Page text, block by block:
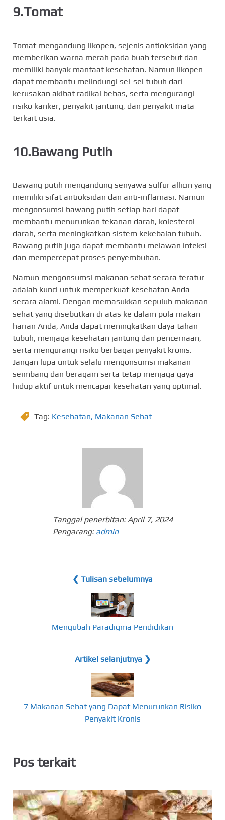
9.Tomat
Tomat mengandung likopen, sejenis antioksidan yang
memberikan warna merah pada buah tersebut dan
memiliki banyak manfaat kesehatan. Namun likopen
dapat membantu melindungi sel-sel tubuh dari
kerusakan akibat radikal bebas, serta mengurangi
risiko kanker, penyakit jantung, dan penyakit mata
terkait usia.
10.Bawang Putih
Bawang putih mengandung senyawa sulfur allicin yang
memiliki sifat antioksidan dan anti-inflamasi. Namun
mengonsumsi bawang putih setiap hari dapat
membantu menurunkan tekanan darah, kolesterol
darah, serta meningkatkan sistem kekebalan tubuh.
Bawang putih juga dapat membantu melawan infeksi
dan mempercepat proses penyembuhan.
Namun mengonsumsi makanan sehat secara teratur
adalah kunci untuk memperkuat kesehatan Anda
secara alami. Dengan memasukkan sepuluh makanan
sehat yang disebutkan di atas ke dalam pola makan
harian Anda, Anda dapat meningkatkan daya tahan
tubuh, menjaga kesehatan jantung dan pencernaan,
serta mengurangi risiko berbagai penyakit kronis.
Jangan lupa untuk selalu mengonsumsi makanan
seimbang dan beragam serta tetap menjaga gaya
hidup aktif untuk mencapai kesehatan yang optimal.
Tag: Kesehatan, Makanan Sehat
Tanggal penerbitan:April 7, 2024
Pengarang: admin
❮ Tulisan sebelumnya
Mengubah Paradigma Pendidikan
Artikel selanjutnya ❯
7 Makanan Sehat yang Dapat Menurunkan Risiko
Penyakit Kronis
Pos terkait